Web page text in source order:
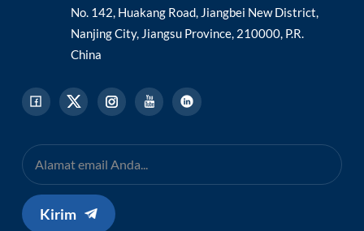
No. 142, Huakang Road, Jiangbei New District,
Nanjing City, Jiangsu Province, 210000, P.R.
China
Kirim